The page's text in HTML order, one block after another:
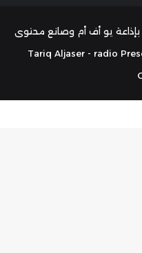
يو أف أم وصانع محتوى
Tariq Aljaser - radio